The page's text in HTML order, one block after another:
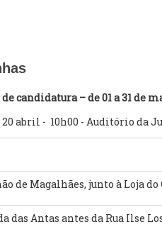
candidatura – de 01 a 31 de
20 abril - 10h00 - Auditório da
de Magalhães, junto à Loja do
das Antas antes da Rua Ilse